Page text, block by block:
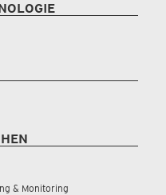
& Monitoring